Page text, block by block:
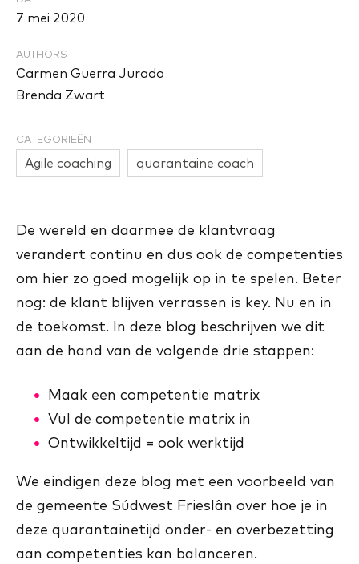
7 mei 2020
AUTHORS
Carmen Guerra Jurado
Brenda Zwart
CATEGORIEËN
Agile coaching quarantaine coach
De wereld en daarmee de klantvraag
verandert continu en dus ook de competenties
om hier zo goed mogelijk op in te spelen. Beter
nog: de klant blijven verrassen is key. Nu en in
de toekomst. In deze blog beschrijven we dit
aan de hand van de volgende drie stappen:
Maak een competentie matrix
Vul de competentie matrix in
Ontwikkeltijd = ook werktijd
We eindigen deze blog met een voorbeeld van
de gemeente Súdwest Frieslân over hoe je in
deze quarantainetijd onder- en overbezetting
aan competenties kan balanceren.